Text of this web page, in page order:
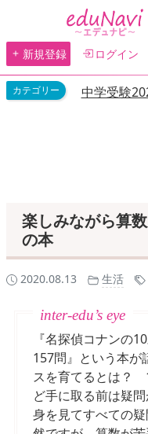
新規登録 ログイン
中学受験
楽しみながら算
の本
2020.08.13 生活
『名探偵コナンの
157問』という本が
スを育てるとは？
ど手に取る前は疑
身を見てすべての